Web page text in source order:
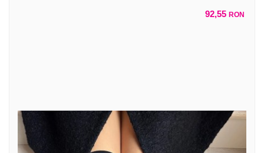
92,55 RON